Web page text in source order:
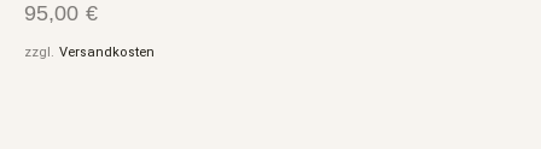
95,00 €
zzgl. Versandkosten